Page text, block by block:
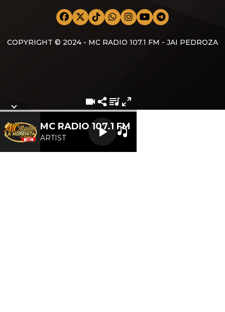
COPYRIGHT © 2024 - MC RADIO 107.1 FM - JAI PEDROZA
MC RADIO 107.1 FM
ARTIST
Letra de la cancion